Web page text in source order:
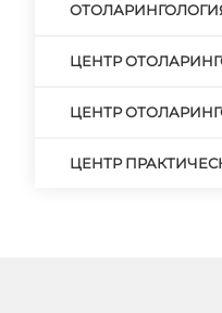
ЦЕНТР
ЦЕНТР
ЦЕНТР